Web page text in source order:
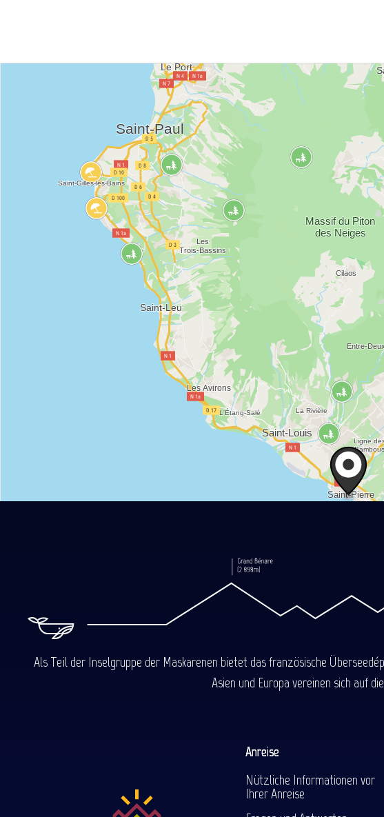
Als Teil der Inselgruppe der Maskarenen bietet das französische
Asien und Europa vereinen sich auf
Anreise
Nützliche Informationen vor
Ihrer Anreise